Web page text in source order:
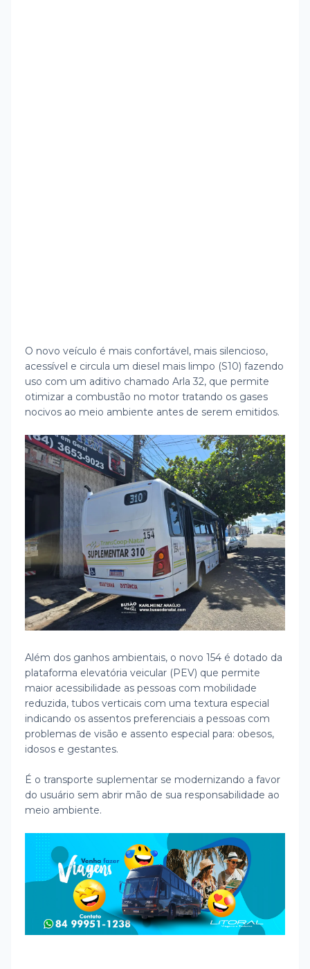
O novo veículo é mais confortável, mais silencioso,
acessível e circula um diesel mais limpo (S10) fazendo
uso com um aditivo chamado Arla 32, que permite
otimizar a combustão no motor tratando os gases
nocivos ao meio ambiente antes de serem emitidos.
Além dos ganhos ambientais, o novo 154 é dotado da
plataforma elevatória veicular (PEV) que permite
maior acessibilidade as pessoas com mobilidade
reduzida, tubos verticais com uma textura especial
indicando os assentos preferenciais a pessoas com
problemas de visão e assento especial para: obesos,
idosos e gestantes.
É o transporte suplementar se modernizando a favor
do usuário sem abrir mão de sua responsabilidade ao
meio ambiente.